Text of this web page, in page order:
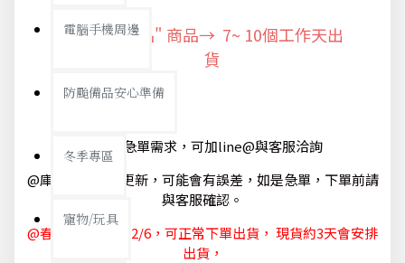
電腦手機周邊
防颱備品安心準備
冬季專區
寵物/玩具
"預購商品" 商品→ 7~ 10個工作天出
貨
@如有急單需求，可加line@與客服洽詢
@庫存狀態隨時更新，可能會有誤差，如是急單，下單前請
與客服確認。
@春節休節 1/29~2/6，可正常下單出貨， 現貨約3天會安排
出貨，